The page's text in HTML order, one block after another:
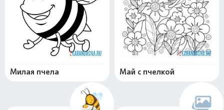
Милая пчела Май с пчелкой